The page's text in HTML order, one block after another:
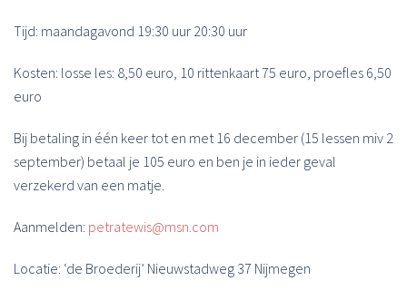
Tijd: maandagavond 19:30 uur 20:30 uur
Kosten: losse les: 8,50 euro, 10 rittenkaart 75 euro, proefles 6,50
euro
Bij betaling in één keer tot en met 16 december (15 lessen miv 2
september) betaal je 105 euro en ben je in ieder geval
verzekerd van een matje.
Aanmelden: petratewis@msn.com
Locatie: ‘de Broederij’ Nieuwstadweg 37 Nijmegen